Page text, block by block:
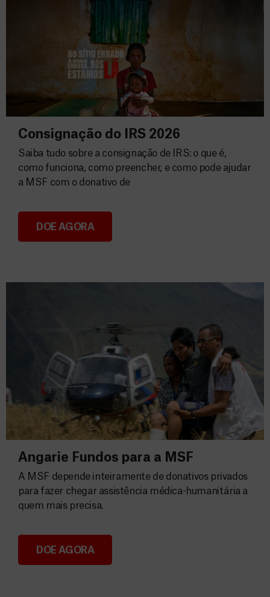
Consignação do IRS 2026
Consignação do IRS 2026
Saiba tudo sobre a consignação de IRS: o que é,
como funciona, como preencher, e como pode ajudar
a MSF com o donativo de
DOE AGORA
Angarie Fundos para a MSF
Angarie Fundos para a MSF
A MSF depende inteiramente de donativos privados
para fazer chegar assistência médica-humanitária a
quem mais precisa.
DOE AGORA